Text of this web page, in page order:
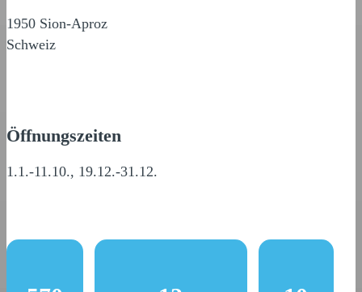
1950 Sion-Aproz
Schweiz
Öffnungszeiten
1.1.-11.10., 19.12.-31.12.